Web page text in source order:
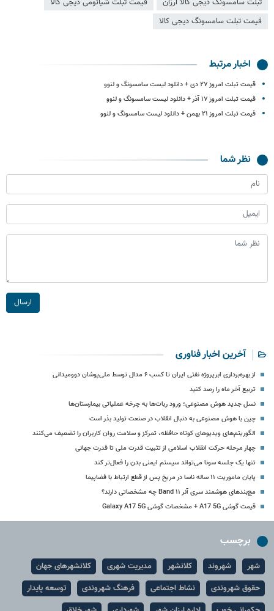
قیمت تبلت سامسونگ دیجی کالا
اخبار مرتبط
قیمت تبلت امروز ۲۷ دی‌ + دانلود لیست سامسونگ و لنوو
قیمت تبلت امروز ۱۷ آذر + دانلود لیست سامسونگ و لنوو
قیمت تبلت امروز ۲۱ بهمن‌ + دانلود لیست سامسونگ و لنوو
نظر شما
ارسال
آخرین اخبار فناوری
از بهره‌برداری ابرپروژه نفتی ایران تا کسب ۶ مدال توسط ملی‌پوشان دوومیدانی
تربیع آخر ماه را رصد کنید
نسل جدید هوش مصنوعی؛ ورود ربات‌ها به چرخه عملیاتی بیمارستان‌ها
چین با هوش مصنوعی به دنبال انقلاب در صنعت تولید بذر است
الگوریتم‌های ویدیوهای کوتاه حافظه، تمرکز و سلامت روان کاربران را تضعیف می‌کنند
چهار مرحله حرکت انقلاب اسلامی از تثبیت قدرت ملی تا قدرت جهانی
تنها یک جلسه سونا می‌تواند سیستم ایمنی بدن را فعال‌تر کند
پایان ماموریت ۱۱ ساله ناسا در مریخ پس از قطع ارتباط با فضاپیما
مچ‌بندهای هوشمند سری آنر Band ۱۱ چه مشخصاتی دارند؟
قیمت گوشی A17 5G + مشخصات گوشی Galaxy A17 5G
برچسب
شهر شهروند کلانشهر مدیریت شهری
کلانشهرهای جهان
حقوق شهروندی
نشاط اجتماعی فرهنگ شهروندی
توسعه پایدار